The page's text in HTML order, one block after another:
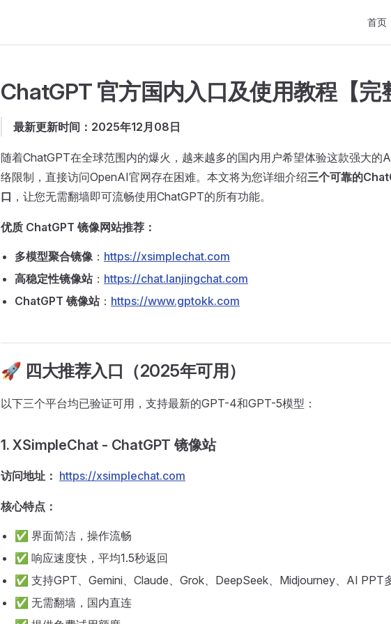
首页
ChatGPT 官方国内入口及使用教程【完
最新更新时间：2025年12月08日
随着ChatGPT在全球范围内的爆火，越来越多的国内用户希望体验这款强大的
络限制，直接访问OpenAI官网存在困难。本文将为您详细介绍三个可靠的
口 ，让您无需翻墙即可流畅使用ChatGPT的所有功能。
优质 ChatGPT 镜像网站推荐：
多模型聚合镜像： https://xsimplechat.com
高稳定性镜像站： https://chat.lanjingchat.com
ChatGPT 镜像站： https://www.gptokk.com
🚀 四大推荐入口（2025年可用）
以下三个平台均已验证可用，支持最新的GPT-4和GPT-5模型：
1. XSimpleChat - ChatGPT 镜像站
访问地址： https://xsimplechat.com
核心特点：
✅ 界面简洁，操作流畅
✅ 响应速度快，平均1.5秒返回
✅ 支持GPT、Gemini、Claude、Grok、DeepSeek、Midjourney、AI PPT
✅ 无需翻墙，国内直连